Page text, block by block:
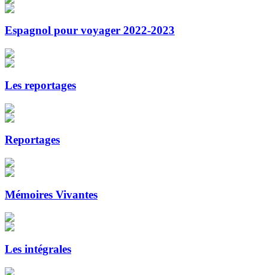
Espagnol pour voyager 2022-2023
Les reportages
Reportages
Mémoires Vivantes
Les intégrales